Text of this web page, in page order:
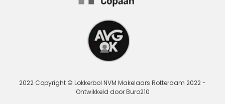
2022 Copyright © Lokkerbol NVM Makelaars Rotterdam 2022 -
Ontwikkeld door Buro210